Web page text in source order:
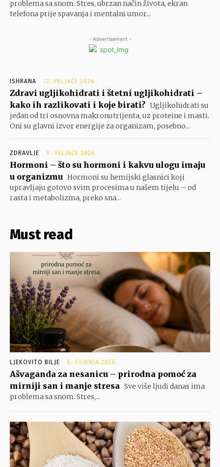
problema sa snom. Stres, ubrzan način života, ekran
telefona prije spavanja i mentalni umor...
- Advertisement -
ISHRANA 12. VELJAČE 2026.
Zdravi ugljikohidrati i štetni ugljikohidrati –
kako ih razlikovati i koje birati? Ugljikohidrati su
jedan od tri osnovna makronutrijenta, uz proteine i masti.
Oni su glavni izvor energije za organizam, posebno...
ZDRAVLJE 9. VELJAČE 2026.
Hormoni – što su hormoni i kakvu ulogu imaju
u organizmu Hormoni su hemijski glasnici koji
upravljaju gotovo svim procesima u našem tijelu – od
rasta i metabolizma, preko sna...
Must read
LJEKOVITO BILJE 6. SVIBNJA 2026.
Ašvaganda za nesanicu – prirodna pomoć za
mirniji san i manje stresa Sve više ljudi danas ima
problema sa snom. Stres,...